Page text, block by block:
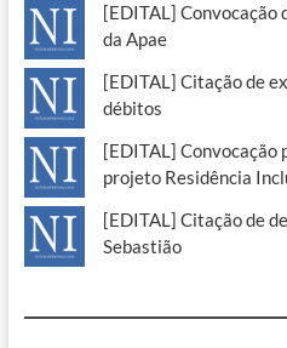
[EDITAL]
da Apae
[EDITAL] Citação de
débitos
[EDITAL] Convocação
projeto Residência
[EDITAL] Citação de
Sebastião